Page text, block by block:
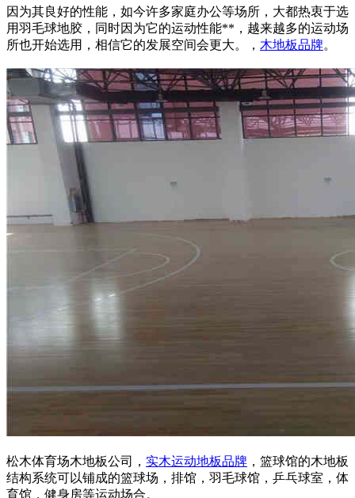
因为其良好的性能，如今许多家庭办公等场所，大都热衷于选
用羽毛球地胶，同时因为它的运动性能**，越来越多的运动场
所也开始选用，相信它的发展空间会更大。， 木地板品牌。
松木体育场木地板公司， 实木运动地板品牌 ，篮球馆的木地板
结构系统可以铺成的篮球场，排馆，羽毛球馆，乒乓球室，体
育馆，健身房等运动场合。